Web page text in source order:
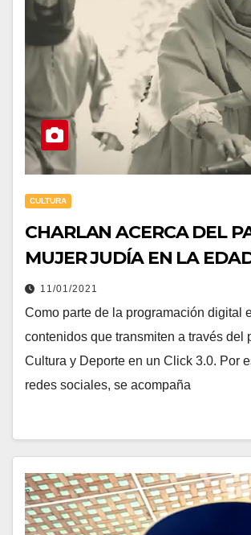
CULTURA
CHARLAN ACERCA DEL
MUJER JUDÍA EN LA
11/01/2021
Como parte de la programación digital
contenidos que transmiten a través del
Cultura y Deporte en un Click 3.0. Por
redes sociales, se acompaña